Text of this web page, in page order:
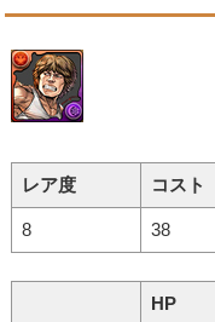
レア度 コスト
8 38
HP